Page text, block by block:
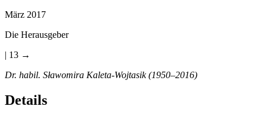
März 2017
Die Herausgeber
| 13 →
Dr. habil. Sławomira Kaleta-Wojtasik (1950–2016)
Details